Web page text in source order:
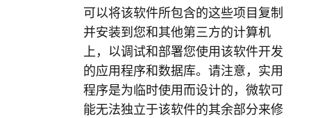
可以将该软件所包含的这些项目复制
并安装到您和其他第三方的计算机
上，以调试和部署您使用该软件开发
的应用程序和数据库。请注意，实用
程序是为临时使用而设计的，微软可
能无法独立于该软件的其余部分来修